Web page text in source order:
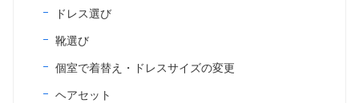
ドレス選び
靴選び
個室で着替え・ドレスサイズの変更
ヘアセット